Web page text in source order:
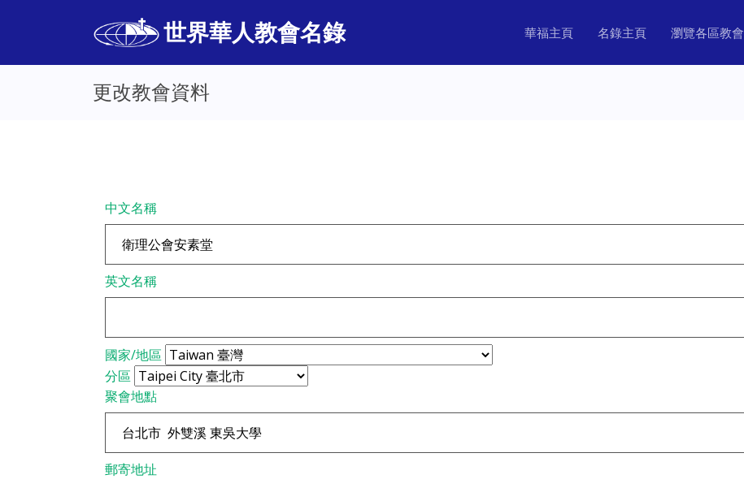
世界華人教會名錄 華福主頁 名錄主頁 瀏覽各區教會
更改教會資料
中文名稱
英文名稱
國家/地區
分區
聚會地點
郵寄地址